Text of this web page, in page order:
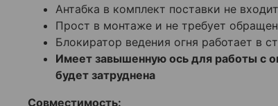
Антабка в комплект поставки не
Прост в монтаже и не требует
Блокиратор ведения огня работает в
Имеет завышенную ось для работы с
будет затруднена
Совместимость: